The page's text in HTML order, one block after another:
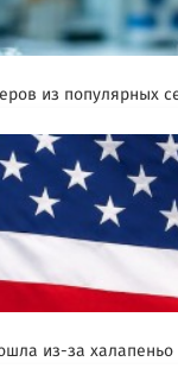
из популярных
из-за халапеньо